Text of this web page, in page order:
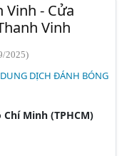
Vinh - Cửa
Vinh
2025)
DỊCH ĐÁNH BÓNG
Chí Minh (TPHCM)